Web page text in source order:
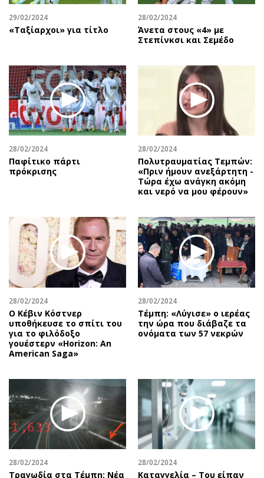
29/02/2024
«Ταξίαρχοι» για τίτλο
28/02/2024
Άνετα στους «4» με
Στεπίνκσι και Σεμέδο
28/02/2024
Παφίτικο πάρτι
πρόκρισης
28/02/2024
Πολυτραυματίας Τεμπών:
«Πριν ήμουν ανεξάρτητη -
Τώρα έχω ανάγκη ακόμη
και νερό να μου φέρουν»
28/02/2024
Ο Κέβιν Κόστνερ
υποθήκευσε το σπίτι του
για το φιλόδοξο
γουέστερν «Horizon: An
American Saga»
28/02/2024
Τέμπη: «Λύγισε» ο ιερέας
την ώρα που διάβαζε τα
ονόματα των 57 νεκρών
28/02/2024
Τραγωδία στα Τέμπη: Νέα
28/02/2024
Καταγγελία – Του είπαν